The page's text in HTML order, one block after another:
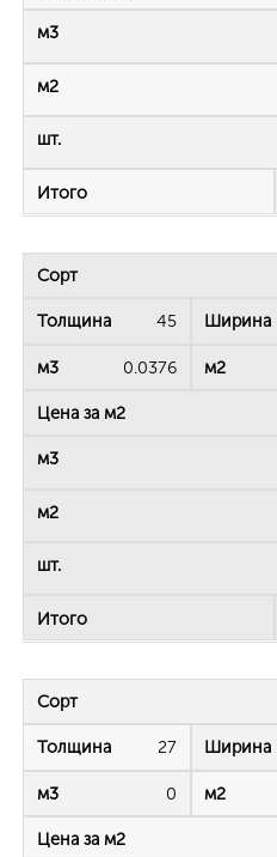
45
0.0376
27
0